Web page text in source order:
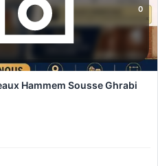
0
Hammem Sousse Ghrabi